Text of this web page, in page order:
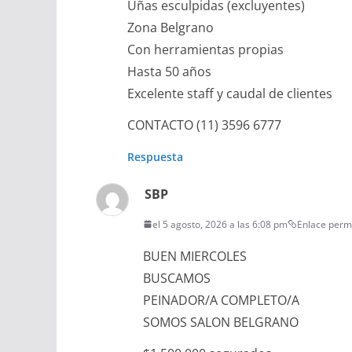
Uñas esculpidas (excluyentes)
Zona Belgrano
Con herramientas propias
Hasta 50 años
Excelente staff y caudal de clientes
CONTACTO (11) 3596 6777
Respuesta
SBP
el 5 agosto, 2026 a las 6:08 pm Enlace
BUEN MIERCOLES
BUSCAMOS
PEINADOR/A COMPLETO/A
SOMOS SALON BELGRANO